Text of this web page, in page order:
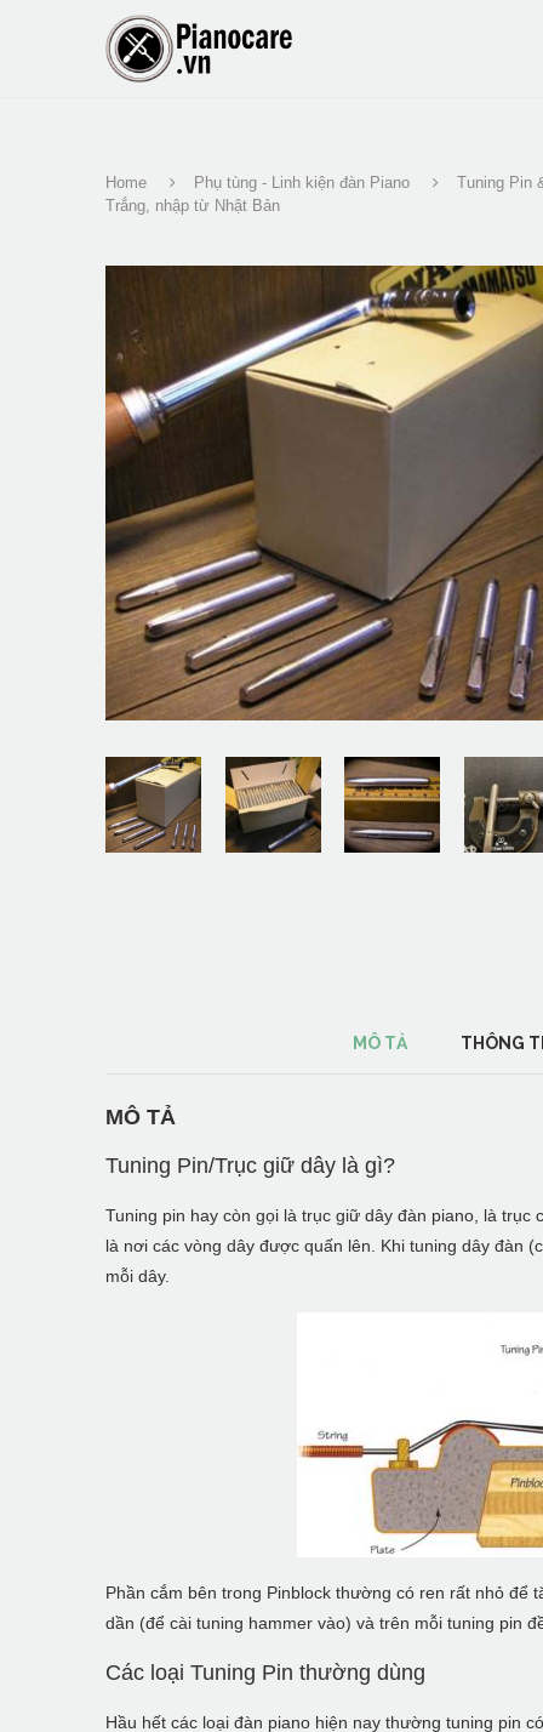
Home Phụ tùng - Linh kiện đàn Piano
Tuning Pin
Trắng, nhập từ Nhật Bản
MÔ TẢ THÔNG
MÔ TẢ
Tuning Pin/Trục giữ dây là gì?
Tuning pin hay còn gọi là trục giữ dây đàn piano, là
là nơi các vòng dây được quấn lên. Khi tuning dây đàn
mỗi dây.
Phần cắm bên trong Pinblock thường có ren rất nhỏ để
dần (để cài tuning hammer vào) và trên mỗi tuning pin
Các loại Tuning Pin thường dùng
Hầu hết các loại đàn piano hiện nay thường tuning pin